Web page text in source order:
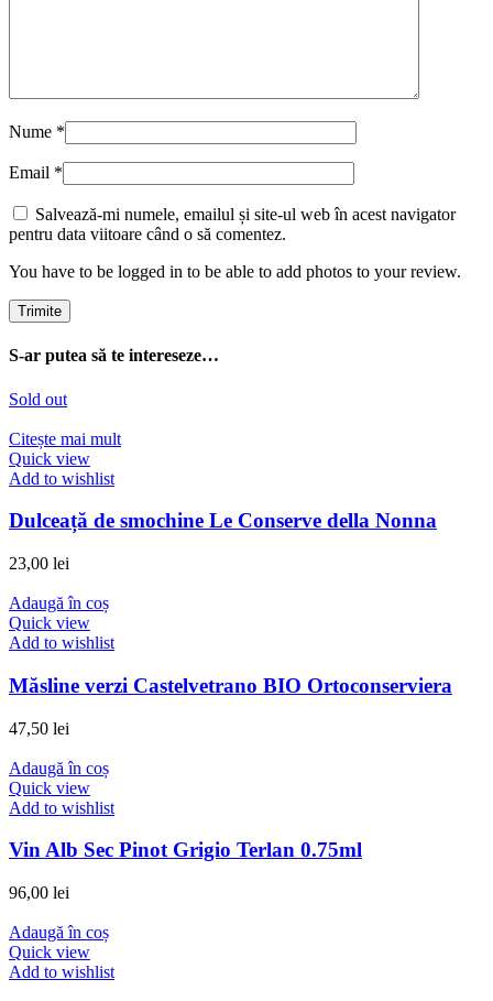
Nume *
Email *
Salvează-mi numele, emailul și site-ul web în acest navigator
pentru data viitoare când o să comentez.
You have to be logged in to be able to add photos to your review.
S-ar putea să te intereseze…
Sold out
Citește mai mult
Quick view
Add to wishlist
Dulceață de smochine Le Conserve della Nonna
23,00 lei
Adaugă în coș
Quick view
Add to wishlist
Măsline verzi Castelvetrano BIO Ortoconserviera
47,50 lei
Adaugă în coș
Quick view
Add to wishlist
Vin Alb Sec Pinot Grigio Terlan 0.75ml
96,00 lei
Adaugă în coș
Quick view
Add to wishlist